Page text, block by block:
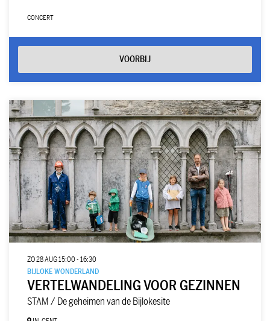
CONCERT
VOORBIJ
VERTELWANDELING VOOR GEZINNEN
STAM / De geheimen van de Bijlokesite
BIJLOKE WONDERLAND
ZO 28 AUG15:00 - 16:30